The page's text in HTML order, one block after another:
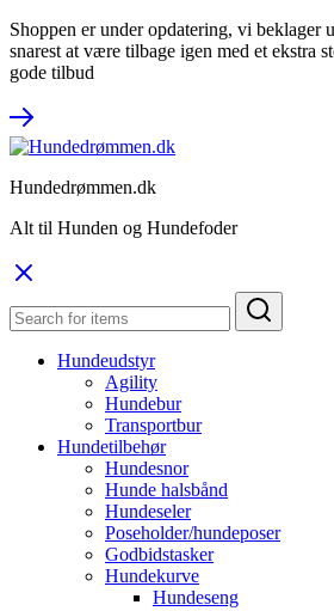
Shoppen er under opdatering, vi beklager
snarest at være tilbage igen med et ekstra
gode tilbud
Hundedrømmen.dk
Alt til Hunden og Hundefoder
Hundeudstyr
Agility
Hundebur
Transportbur
Hundetilbehør
Hundesnor
Hunde halsbånd
Hundeseler
Poseholder/hundeposer
Godbidstasker
Hundekurve
Hundeseng